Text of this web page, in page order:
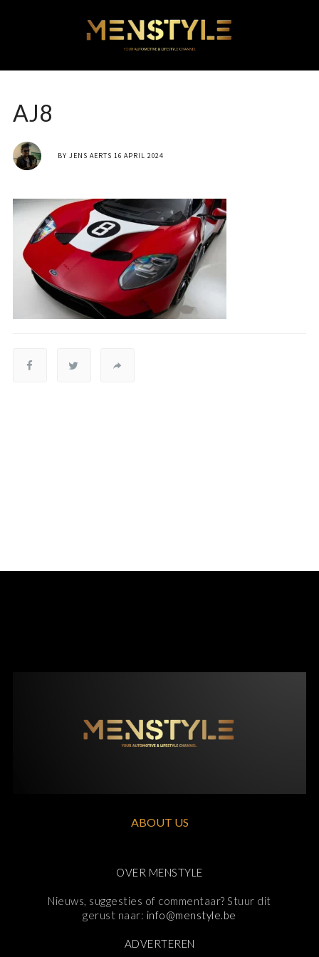
AJ8
BY JENS AERTS 16 APRIL 2024
ABOUT US
OVER MENSTYLE
Nieuws, suggesties of commentaar? Stuur dit
gerust naar: info@menstyle.be
ADVERTEREN